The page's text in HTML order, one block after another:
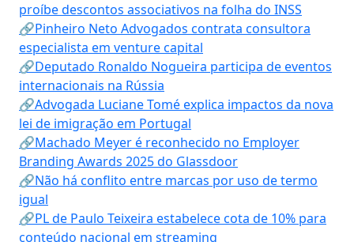
proíbe descontos associativos na folha do INSS
🔗Pinheiro Neto Advogados contrata consultora
especialista em venture capital
🔗Deputado Ronaldo Nogueira participa de eventos
internacionais na Rússia
🔗Advogada Luciane Tomé explica impactos da nova
lei de imigração em Portugal
🔗Machado Meyer é reconhecido no Employer
Branding Awards 2025 do Glassdoor
🔗Não há conflito entre marcas por uso de termo
igual
🔗PL de Paulo Teixeira estabelece cota de 10% para
conteúdo nacional em streaming